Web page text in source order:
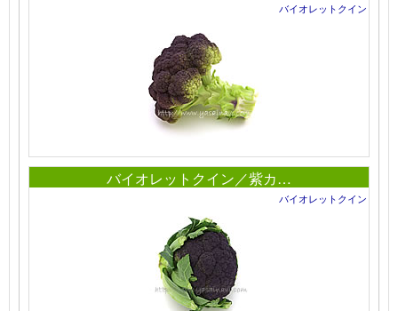
バイオレットクイン
バイオレットクイン／紫カ…
バイオレットクイン